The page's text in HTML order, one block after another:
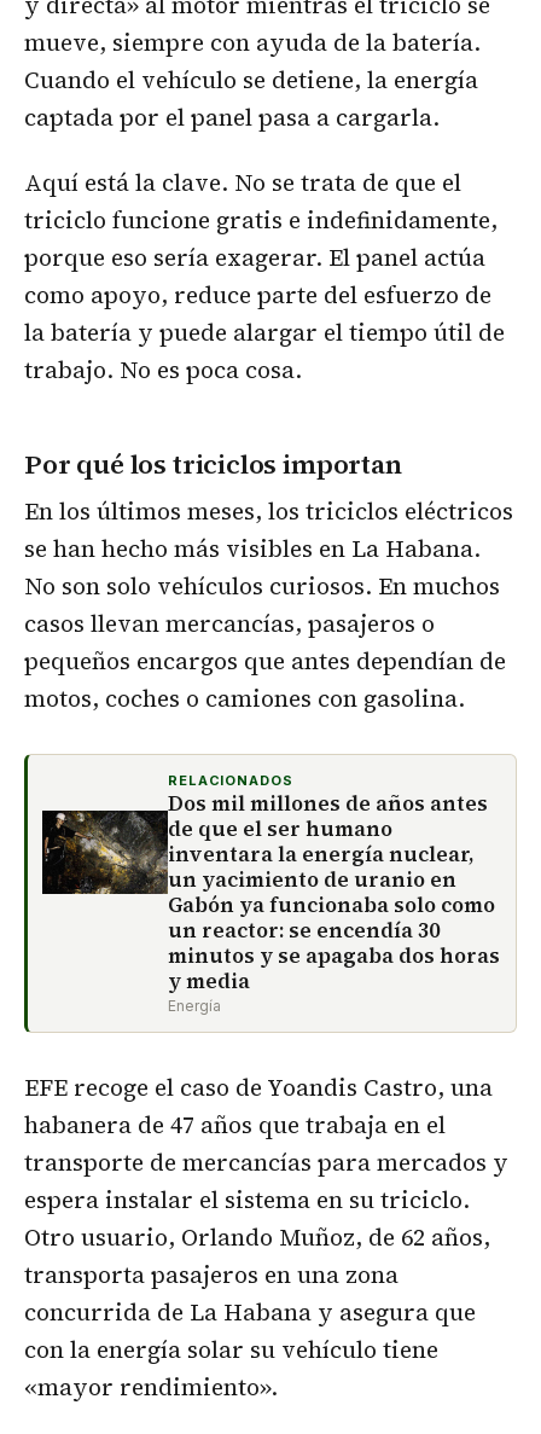
mueve, siempre con ayuda de la batería.
Cuando el vehículo se detiene, la energía
captada por el panel pasa a cargarla.
Aquí está la clave. No se trata de que el
triciclo funcione gratis e indefinidamente,
porque eso sería exagerar. El panel actúa
como apoyo, reduce parte del esfuerzo de
la batería y puede alargar el tiempo útil de
trabajo. No es poca cosa.
Por qué los triciclos importan
En los últimos meses, los triciclos eléctricos
se han hecho más visibles en La Habana.
No son solo vehículos curiosos. En muchos
casos llevan mercancías, pasajeros o
pequeños encargos que antes dependían de
motos, coches o camiones con gasolina.
RELACIONADOS
Dos mil millones de años antes
de que el ser humano
inventara la energía nuclear,
un yacimiento de uranio en
Gabón ya funcionaba solo como
un reactor: se encendía 30
minutos y se apagaba dos horas
y media
Energía
EFE recoge el caso de Yoandis Castro, una
habanera de 47 años que trabaja en el
transporte de mercancías para mercados y
espera instalar el sistema en su triciclo.
Otro usuario, Orlando Muñoz, de 62 años,
transporta pasajeros en una zona
concurrida de La Habana y asegura que
con la energía solar su vehículo tiene
«mayor rendimiento».